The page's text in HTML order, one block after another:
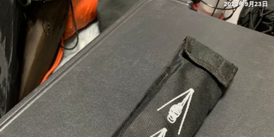
2024年9月23日